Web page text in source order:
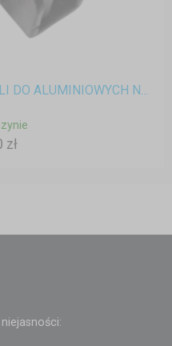
DO ALUMINIOWYCH N...
zł